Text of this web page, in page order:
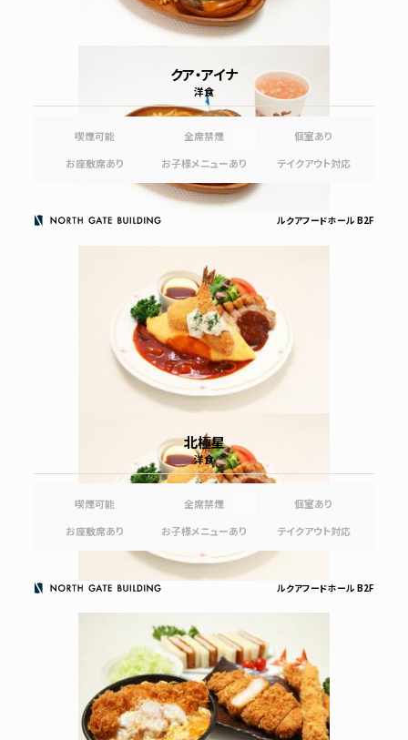
クア・アイナ
洋食
喫煙可能 全席禁煙
個室あり
お座敷席あり
お子様メニューあり テイクアウト対応
ルクアフードホール B2F
北極星
洋食
喫煙可能 全席禁煙
個室あり
お座敷席あり
お子様メニューあり テイクアウト対応
ルクアフードホール B2F